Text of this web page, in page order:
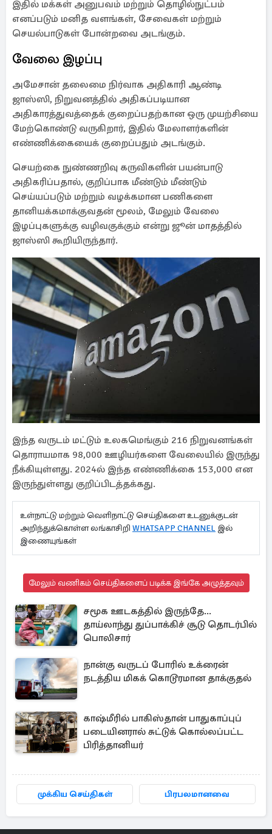
இதில் மக்கள் அனுபவம் மற்றும் தொழில்நுட்பம்
எனப்படும் மனித வளங்கள், சேவைகள் மற்றும்
செயல்பாடுகள் போன்றவை அடங்கும்.
வேலை இழப்பு
அமேசான் தலைமை நிர்வாக அதிகாரி ஆண்டி
ஜாஸ்ஸி, நிறுவனத்தில் அதிகப்படியான
அதிகாரத்துவத்தைக் குறைப்பதற்கான ஒரு முயற்சியை
மேற்கொண்டு வருகிறார், இதில் மேலாளர்களின்
எண்ணிக்கையைக் குறைப்பதும் அடங்கும்.
செயற்கை நுண்ணறிவு கருவிகளின் பயன்பாடு
அதிகரிப்பதால், குறிப்பாக மீண்டும் மீண்டும்
செய்யப்படும் மற்றும் வழக்கமான பணிகளை
தானியக்கமாக்குவதன் மூலம், மேலும் வேலை
இழப்புகளுக்கு வழிவகுக்கும் என்று ஜூன் மாதத்தில்
ஜாஸ்ஸி கூறியிருந்தார்.
இந்த வருடம் மட்டும் உலகமெங்கும் 216 நிறுவனங்கள்
தொராயமாக 98,000 ஊழியர்களை வேலையில் இருந்து
நீக்கியுள்ளது. 2024ல் இந்த எண்ணிக்கை 153,000 என
இருந்துள்ளது குறிப்பிடத்தக்கது.
உள்நாட்டு மற்றும் வெளிநாட்டு செய்திகளை உடனுக்குடன்
அறிந்துக்கொள்ள லங்காசிறி WHATSAPP CHANNEL இல்
இணையுங்கள்
மேலும் வணிகம் செய்திகளைப் படிக்க இங்கே அழுத்தவும்
சமூக ஊடகத்தில் இருந்தே...
தாய்லாந்து துப்பாக்கிச் சூடு தொடர்பில்
பொலிசார்
நான்கு வருடப் போரில் உக்ரைன்
நடத்திய மிகக் கொடூரமான தாக்குதல்
காஷ்மீரில் பாகிஸ்தான் பாதுகாப்புப்
படையினரால் சுட்டுக் கொல்லப்பட்ட
பிரித்தானியர்
முக்கிய செய்திகள் பிரபலமானவை